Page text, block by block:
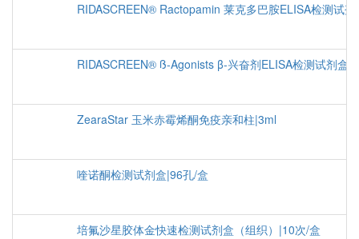
RIDASCREEN® Ractopamin 莱克多巴胺ELISA检测试剂
RIDASCREEN® ß-Agonists β-兴奋剂ELISA检测试剂盒
ZearaStar 玉米赤霉烯酮免疫亲和柱|3ml
喹诺酮检测试剂盒|96孔/盒
培氟沙星胶体金快速检测试剂盒（组织）|10次/盒